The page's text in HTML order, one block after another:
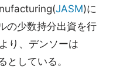
JASM)に
の少数持分出資を行
り、デンソーは
している。